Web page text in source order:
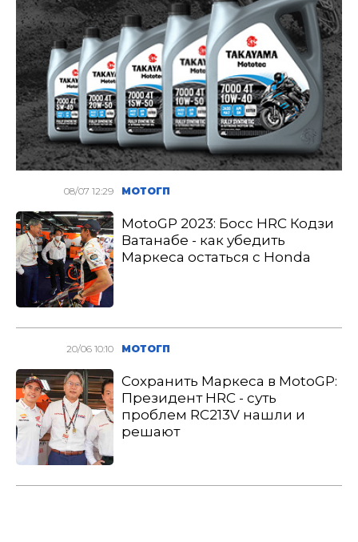
08/07 12:29 МОТОГП
MotoGP 2023: Босс HRC Кодзи
Ватанабе - как убедить
Маркеса остаться с Honda
20/06 10:10 МОТОГП
Сохранить Маркеса в MotoGP:
Президент HRC - суть
проблем RC213V нашли и
решают